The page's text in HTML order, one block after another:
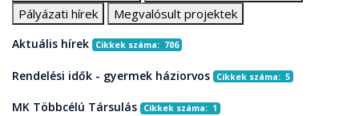
Pályázati hírek
Megvalósult projektek
Aktuális hírek Cikkek száma: 706
Rendelési idők - gyermek háziorvos Cikkek száma: 5
MK Többcélú Társulás Cikkek száma: 1